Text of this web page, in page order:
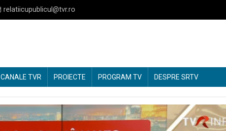
relatiicupublicul@tvr.ro
CANALE TVR PROIECTE PROGRAM TV DESPRE SRTV